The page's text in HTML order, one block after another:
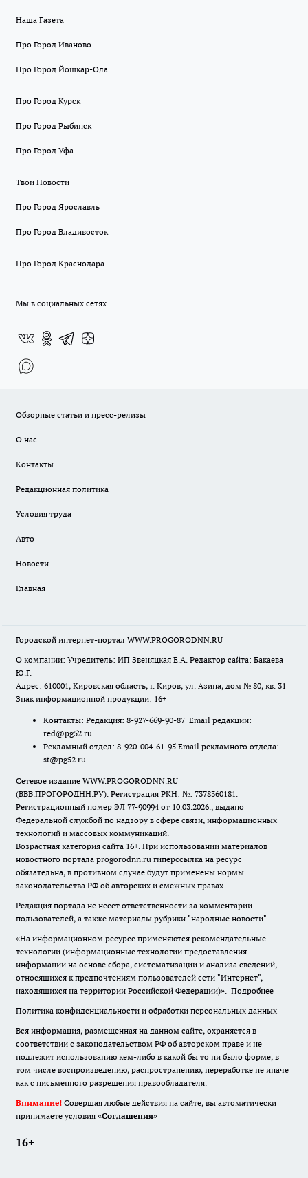
Наша Газета
Про Город Иваново
Про Город Йошкар-Ола
Про Город Курск
Про Город Рыбинск
Про Город Уфа
Твои Новости
Про Город Ярославль
Про Город Владивосток
Про Город Краснодара
Мы в социальных сетях
Обзорные статьи и пресс-релизы
О нас
Контакты
Редакционная политика
Условия труда
Авто
Новости
Главная
Городской интернет-портал WWW.PROGORODNN.RU
О компании: Учредитель: ИП Звеняцкая Е.А. Редактор сайта: Бакаева
Ю.Г.
Адрес: 610001, Кировская область, г. Киров, ул. Азина, дом № 80, кв. 31
Знак информационной продукции: 16+
Контакты: Редакция: 8-927-669-90-87 Email редакции:
red@pg52.ru
Рекламный отдел: 8-920-004-61-95 Email рекламного отдела:
st@pg52.ru
Сетевое издание WWW.PROGORODNN.RU
(ВВВ.ПРОГОРОДНН.РУ). Регистрация РКН: №: 7378360181.
Регистрационный номер ЭЛ 77-90994 от 10.03.2026., выдано
Федеральной службой по надзору в сфере связи, информационных
технологий и массовых коммуникаций.
Возрастная категория сайта 16+. При использовании материалов
новостного портала progorodnn.ru гиперссылка на ресурс
обязательна, в противном случае будут применены нормы
законодательства РФ об авторских и смежных правах.
Редакция портала не несет ответственности за комментарии
пользователей, а также материалы рубрики "народные новости".
«На информационном ресурсе применяются рекомендательные
технологии (информационные технологии предоставления
информации на основе сбора, систематизации и анализа сведений,
относящихся к предпочтениям пользователей сети "Интернет",
находящихся на территории Российской Федерации)». Подробнее
Политика конфиденциальности и обработки персональных данных
Вся информация, размещенная на данном сайте, охраняется в
соответствии с законодательством РФ об авторском праве и не
подлежит использованию кем-либо в какой бы то ни было форме, в
том числе воспроизведению, распространению, переработке не иначе
как с письменного разрешения правообладателя.
Внимание! Совершая любые действия на сайте, вы автоматически
принимаете условия «Cоглашения»
16+